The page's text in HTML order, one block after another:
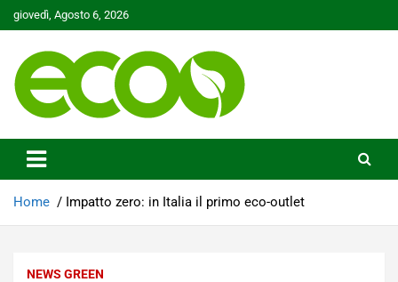
Skip
to
giovedì, Agosto 6, 2026
Ecoo.it
Home Impatto zero: in Italia il primo eco-outlet
NEWS GREEN